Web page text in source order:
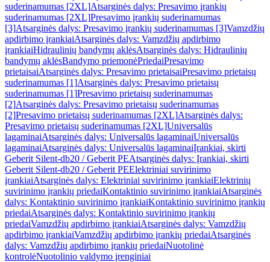
suderinamumas [2XL]Atsarginės dalys: Presavimo įrankių
suderinamumas [2XL]Presavimo įrankių suderinamumas
[3]Atsarginės dalys: Presavimo įrankių suderinamumas [3]Vamzdžių
apdirbimo įrankiaiAtsarginės dalys: Vamzdžių apdirbimo
įrankiaiHidraulinių bandymų aklėsAtsarginės dalys: Hidraulinių
bandymų aklėsBandymo priemonėPriedaiPresavimo
prietaisaiAtsarginės dalys: Presavimo prietaisaiPresavimo prietaisų
suderinamumas [1]Atsarginės dalys: Presavimo prietaisų
suderinamumas [1]Presavimo prietaisų suderinamumas
[2]Atsarginės dalys: Presavimo prietaisų suderinamumas
[2]Presavimo prietaisų suderinamumas [2XL]Atsarginės dalys:
Presavimo prietaisų suderinamumas [2XL]Universalūs
lagaminaiAtsarginės dalys: Universalūs lagaminaiUniversalūs
lagaminaiAtsarginės dalys: Universalūs lagaminaiĮrankiai, skirti
Geberit Silent-db20 / Geberit PEAtsarginės dalys: Įrankiai, skirti
Geberit Silent-db20 / Geberit PEElektriniai suvirinimo
įrankiaiAtsarginės dalys: Elektriniai suvirinimo įrankiaiElektrinių
suvirinimo įrankių priedaiKontaktinio suvirinimo įrankiaiAtsarginės
dalys: Kontaktinio suvirinimo įrankiaiKontaktinio suvirinimo įrankių
priedaiAtsarginės dalys: Kontaktinio suvirinimo įrankių
priedaiVamzdžių apdirbimo įrankiaiAtsarginės dalys: Vamzdžių
apdirbimo įrankiaiVamzdžių apdirbimo įrankių priedaiAtsarginės
dalys: Vamzdžių apdirbimo įrankių priedaiNuotolinė
kontrolėNuotolinio valdymo įrenginiai